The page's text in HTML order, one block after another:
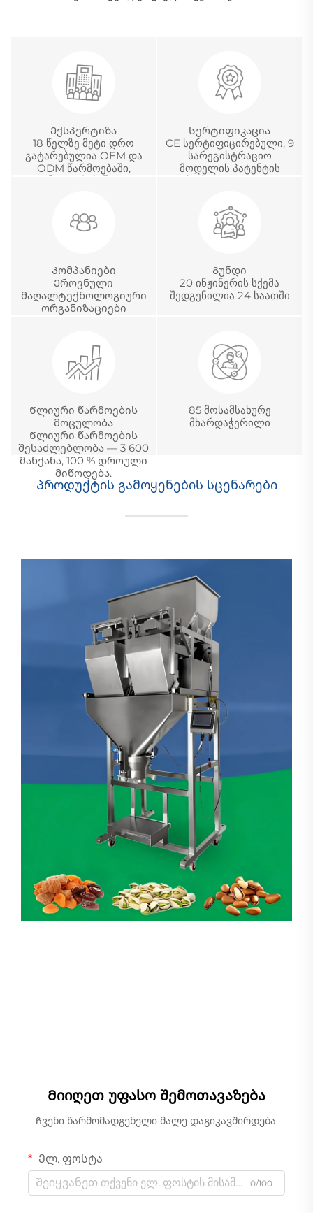
Ექსპერტიზა
18 წელზე მეტი დრო
გატარებულია OEM და
ODM წარმოებაში,
Სერტიფიკაცია
CE სერტიფიცირებული, 9
სარეგისტრაციო
მოდელის პატენტის
აკრედიტაციის
სერტიფიკატი
Კომპანიები
Ეროვნული
მაღალტექნოლოგიური
ორგანიზაციები
Გუნდი
20 ინჟინერის სქემა
შედგენილია 24 საათში
Წლიური წარმოების
მოცულობა
Წლიური წარმოების
შესაძლებლობა — 3 600
მანქანა, 100 % დროული
მიწოდება.
85 მოსამსახურე
მხარდაჭერილი
Პროდუქტის გამოყენების სცენარები
Მიიღეთ უფასო შემოთავაზება
Ჩვენი წარმომადგენელი მალე დაგიკავშირდება.
Ელ. ფოსტა
0/100